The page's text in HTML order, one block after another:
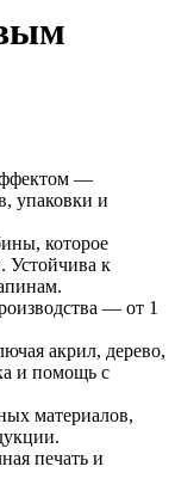
—
упаковки и
которое
Устойчива к
— от 1
акрил, дерево,
и помощь с
материалов,
печать и